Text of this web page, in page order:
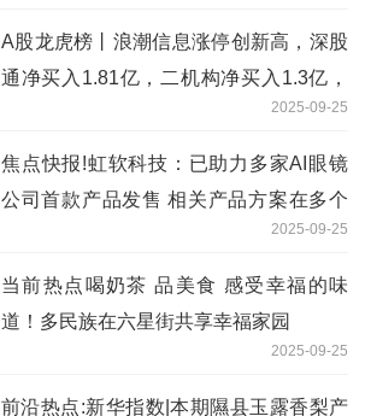
A股龙虎榜丨浪潮信息涨停创新高，深股
通净买入1.81亿，二机构净买入1.3亿，
游资曲江池净买入1.52亿，上榜席位净买
6.86亿
2025-09-25
焦点快报!虹软科技：已助力多家AI眼镜
公司首款产品发售 相关产品方案在多个
2025-09-25
当前热点喝奶茶 品美食 感受幸福的味
道！多民族在六星街共享幸福家园
2025-09-25
前沿热点:新华指数|本期隰县玉露香梨产